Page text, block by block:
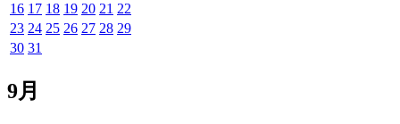
16 17 18 19 20 21 22
23 24 25 26 27 28 29
30 31
9月